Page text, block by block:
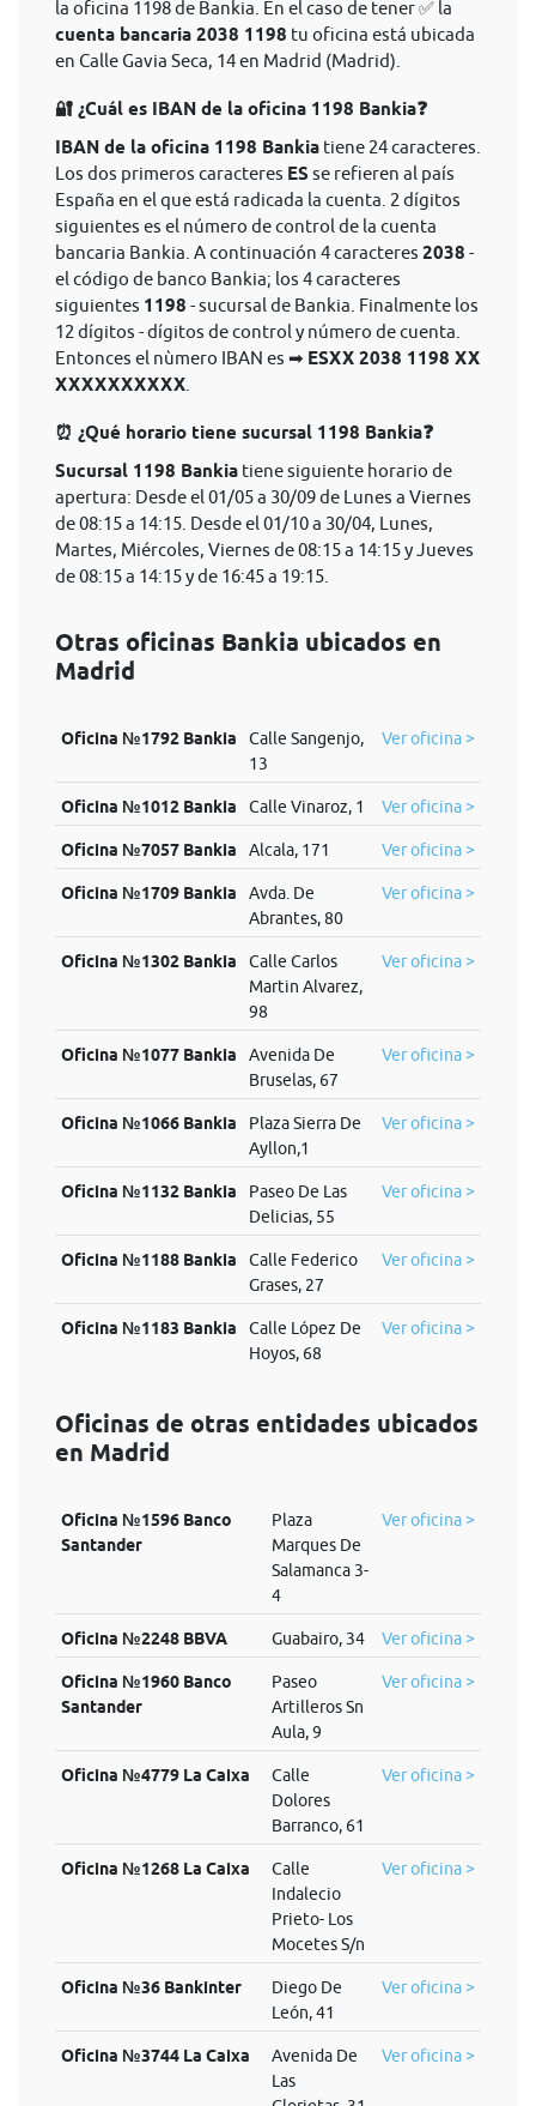
la oficina 1198 de Bankia. En el caso de tener ✅ la
cuenta bancaria 2038 1198 tu oficina está ubicada
en Calle Gavia Seca, 14 en Madrid (Madrid).
🔐 ¿Cuál es IBAN de la oficina 1198 Bankia❓
IBAN de la oficina 1198 Bankia tiene 24 caracteres.
Los dos primeros caracteres ES se refieren al país
España en el que está radicada la cuenta. 2 dígitos
siguientes es el número de control de la cuenta
bancaria Bankia. A continuación 4 caracteres 2038 -
el código de banco Bankia; los 4 caracteres
siguientes 1198 - sucursal de Bankia. Finalmente los
12 dígitos - dígitos de control y número de cuenta.
Entonces el nùmero IBAN es ➡ ESXX 2038 1198 XX
XXXXXXXXXX
⏰ ¿Qué horario tiene sucursal 1198 Bankia❓
Sucursal 1198 Bankia tiene siguiente horario de
apertura: Desde el 01/05 a 30/09 de Lunes a Viernes
de 08:15 a 14:15. Desde el 01/10 a 30/04, Lunes,
Martes, Miércoles, Viernes de 08:15 a 14:15 y Jueves
de 08:15 a 14:15 y de 16:45 a 19:15.
Otras oficinas Bankia ubicados en
Madrid
Oficina №1792 Bankia
Calle Sangenjo,
13
Ver oficina >
Oficina №1012 Bankia Calle Vinaroz, 1 Ver oficina >
Oficina №7057 Bankia Alcala, 171 Ver oficina >
Oficina №1709 Bankia
Avda. De
Abrantes, 80
Ver oficina >
Oficina №1302 Bankia
Calle Carlos
Martin Alvarez,
98
Ver oficina >
Oficina №1077 Bankia
Avenida De
Bruselas, 67
Ver oficina >
Oficina №1066 Bankia
Plaza Sierra De
Ayllon,1
Ver oficina >
Oficina №1132 Bankia
Paseo De Las
Delicias, 55
Ver oficina >
Oficina №1188 Bankia
Calle Federico
Grases, 27
Ver oficina >
Oficina №1183 Bankia
Calle López De
Hoyos, 68
Ver oficina >
Oficinas de otras entidades ubicados
en Madrid
Oficina №1596 Banco
Santander
Plaza
Marques De
Salamanca 3-
4
Ver oficina >
Oficina №2248 BBVA Guabairo, 34 Ver oficina >
Oficina №1960 Banco
Santander
Paseo
Artilleros Sn
Aula, 9
Ver oficina >
Oficina №4779 La Caixa
Calle
Dolores
Barranco, 61
Ver oficina >
Oficina №1268 La Caixa
Calle
Indalecio
Prieto- Los
Mocetes S/n
Ver oficina >
Oficina №36 Bankinter
Diego De
León, 41
Ver oficina >
Oficina №3744 La Caixa
Avenida De
Las
Ver oficina >